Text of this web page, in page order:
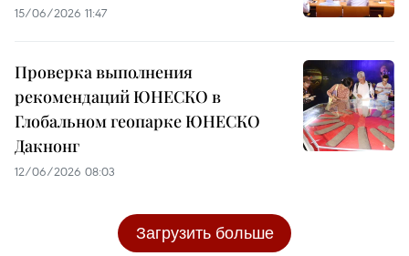
15/06/2026 11:47
Проверка выполнения
рекомендаций ЮНЕСКО в
Глобальном геопарке ЮНЕСКО
Дакнонг
12/06/2026 08:03
Загрузить больше